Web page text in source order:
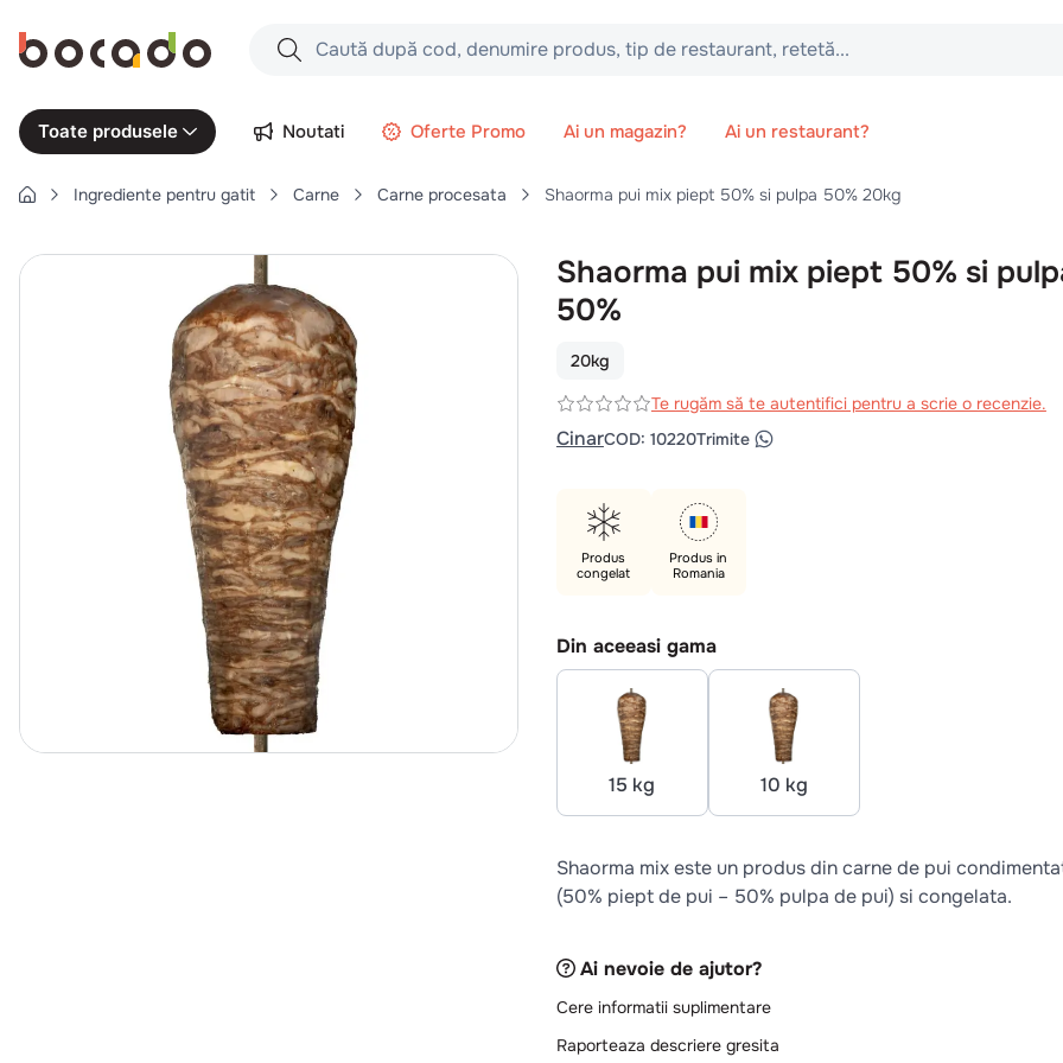
Caută după cod, denumire produs, tip de restaurant, retetă...
Căutări populare
3. pui
4. chifle
5. burger
6. coaste
7. ceafa
8. aripi
9. croissant
10.pizza
Toate produsele Noutati Oferte Promo Ai un magazin? Ai un restaurant?
Ingrediente pentru gatit Carne Carne procesata Shaorma pui mix piept 50% si pulpa 50% 20kg
Shaorma pui mix piept 50% si
50%
20kg
Te rugăm să te autentifici pentru a scrie o recenzie.
CinarCOD: 10220Trimite
Produs
congelat
Produs in
Romania
Din aceeasi gama
15 kg 10 kg
Shaorma mix este un produs din carne de pui
(50% piept de pui – 50% pulpa de pui) si congelata.
Ai nevoie de ajutor?
Cere informatii suplimentare
Raporteaza descriere gresita